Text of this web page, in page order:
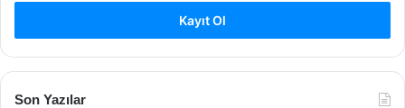
Kayıt Ol
Son Yazılar